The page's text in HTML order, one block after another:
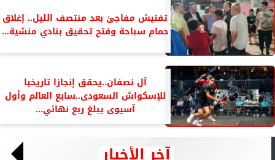
تفتيش مفاجئ بعد منتصف الليل.. إغلاق
حمام سباحة وفتح تحقيق بنادي منشية...
آل نصفان..يحقق إنجازا تاريخيا
للإسكواش السعودى..سابع العالم وأول
آسيوى يبلغ ربع نهائي...